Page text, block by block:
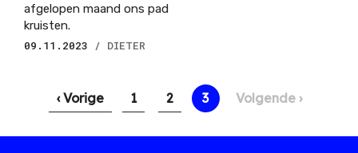
afgelopen maand ons pad
kruisten.
09.11.2023
/ DIETER
Paginering
Vorige
‹ Vorige Pagina
1 Pagina
2
Huidige
3
Volgende
Volgende ›